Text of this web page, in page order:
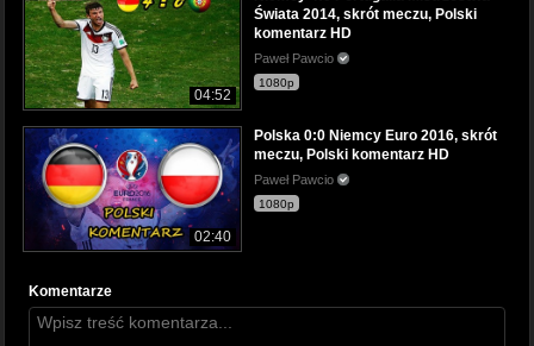
04:52
Świata 2014, skrót meczu, Polski
komentarz HD
Paweł Pawcio
1080p
02:40
Polska 0:0 Niemcy Euro 2016, skrót
meczu, Polski komentarz HD
Paweł Pawcio
1080p
Komentarze